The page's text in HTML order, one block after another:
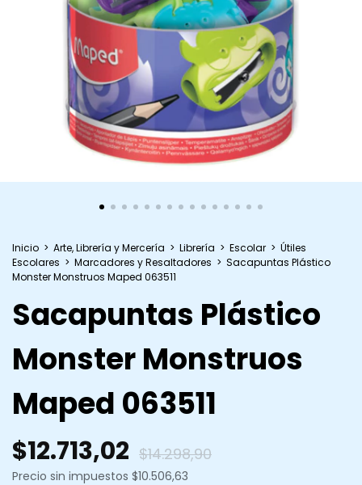
Inicio > Arte, Librería y Mercería > Librería > Escolar > Útiles
Escolares > Marcadores y Resaltadores > Sacapuntas Plástico
Monster Monstruos Maped 063511
Sacapuntas Plástico
Monster Monstruos
Maped 063511
$12.713,02 $14.298,90
Precio sin impuestos $10.506,63